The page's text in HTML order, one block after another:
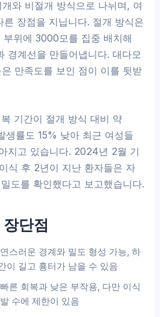
와 비절개 방식으로 나뉘며, 여
장점을 지닙니다. 절개 방식은
위에 3000모를 집중 배치해
경계선을 만들어냅니다. 대다모
만족도를 보인 점이 이를 뒷받
기간이 절개 방식 대비 약
생률도 15% 낮아 최근 여성들
지고 있습니다. 2024년 2월 기
식 후 2년이 지난 환자들은 자
도를 확인했다고 보고했습니다.
단점
스러운 경계와 밀도 형성 가능, 하
이 길고 흉터가 남을 수 있음
빠른 회복과 낮은 부작용, 다만 이식
수에 제한이 있음